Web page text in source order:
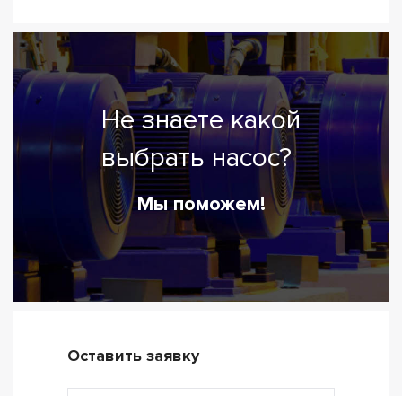
Не знаете какой
выбрать насос?
Мы поможем!
Оставить заявку